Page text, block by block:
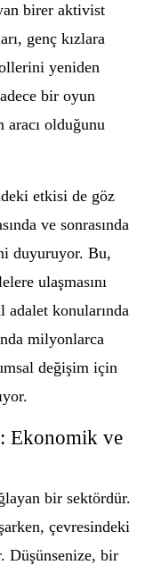
birer aktivist
genç kızlara
yeniden
bir oyun
aracı olduğunu
etkisi de göz
ve sonrasında
duyuruyor. Bu,
ulaşmasını
adalet konularında
milyonlarca
değişim için
Ekonomik ve
bir sektördür.
çevresindeki
Düşünsenize, bir